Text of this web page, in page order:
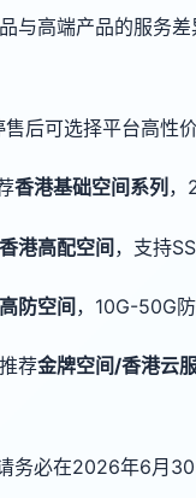
与高端产品的服务
后可选择平台高性
香港基础空间系列 ，
香港高配空间，支持
防空间，10G-50G
荐金牌空间/香港云
务必在2026年6月